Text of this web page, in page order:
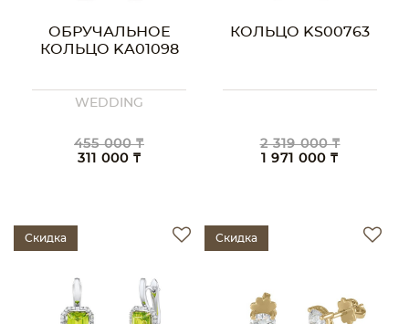
ОБРУЧАЛЬНОЕ
КОЛЬЦО KA01098
WEDDING
455 000 ₸
311 000 ₸
КОЛЬЦО KS00763
2 319 000 ₸
1 971 000 ₸
Скидка Скидка